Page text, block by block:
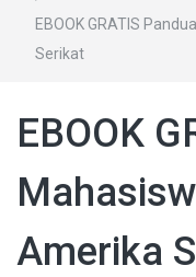
EBOOK GRATIS
Serikat
EBOOK
Amerika